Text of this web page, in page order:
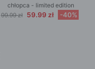
chłopca - limited edition
99.99 zł
59.99 zł -40%